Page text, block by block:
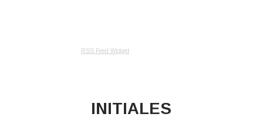
RSS Feed Widget
INITIALES